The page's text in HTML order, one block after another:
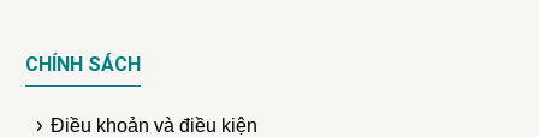
CHÍNH SÁCH
Điều khoản và điều kiện